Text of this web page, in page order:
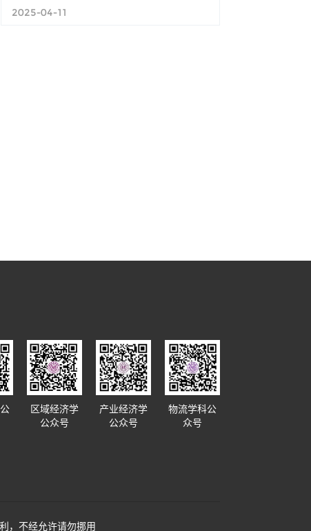
2025-04-11
区域经济学
公众号
产业经济学
公众号
物流学科公
众号
，不经允许请勿挪用